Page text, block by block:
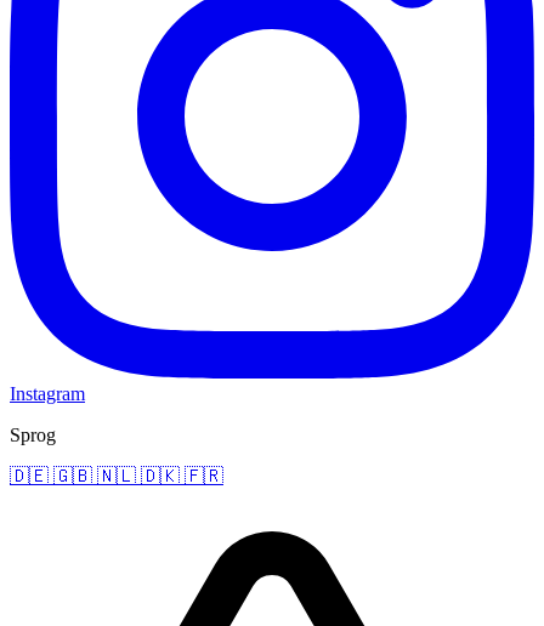
Instagram
Sprog
🇩🇪 🇬🇧 🇳🇱 🇩🇰 🇫🇷